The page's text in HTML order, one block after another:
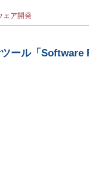
ェア開発
ール「Software